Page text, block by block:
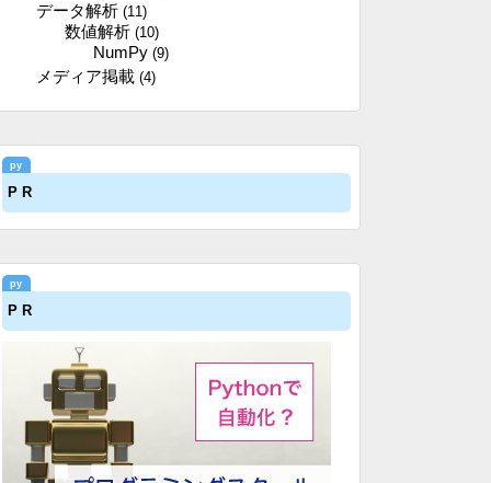
データ解析 (11)
数値解析 (10)
NumPy (9)
メディア掲載 (4)
P R
P R